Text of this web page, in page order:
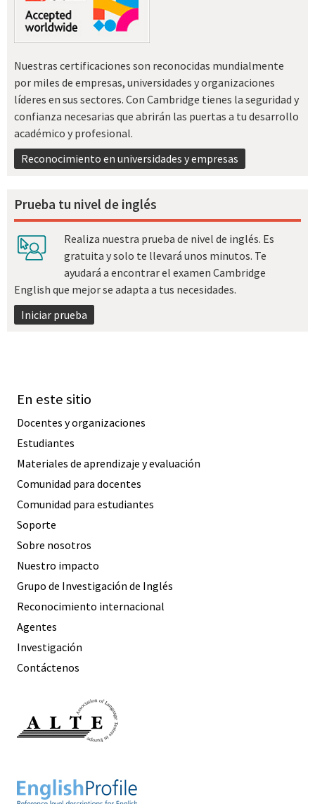
Nuestras certificaciones son reconocidas mundialmente
por miles de empresas, universidades y organizaciones
líderes en sus sectores. Con Cambridge tienes la seguridad y
confianza necesarias que abrirán las puertas a tu desarrollo
académico y profesional.
Reconocimiento en universidades y empresas
Prueba tu nivel de inglés
Realiza nuestra prueba de nivel de inglés. Es
gratuita y solo te llevará unos minutos. Te
ayudará a encontrar el examen Cambridge
English que mejor se adapta a tus necesidades.
Iniciar prueba
En este sitio
Docentes y organizaciones
Estudiantes
Materiales de aprendizaje y evaluación
Comunidad para docentes
Comunidad para estudiantes
Soporte
Sobre nosotros
Nuestro impacto
Grupo de Investigación de Inglés
Reconocimiento internacional
Agentes
Investigación
Contáctenos